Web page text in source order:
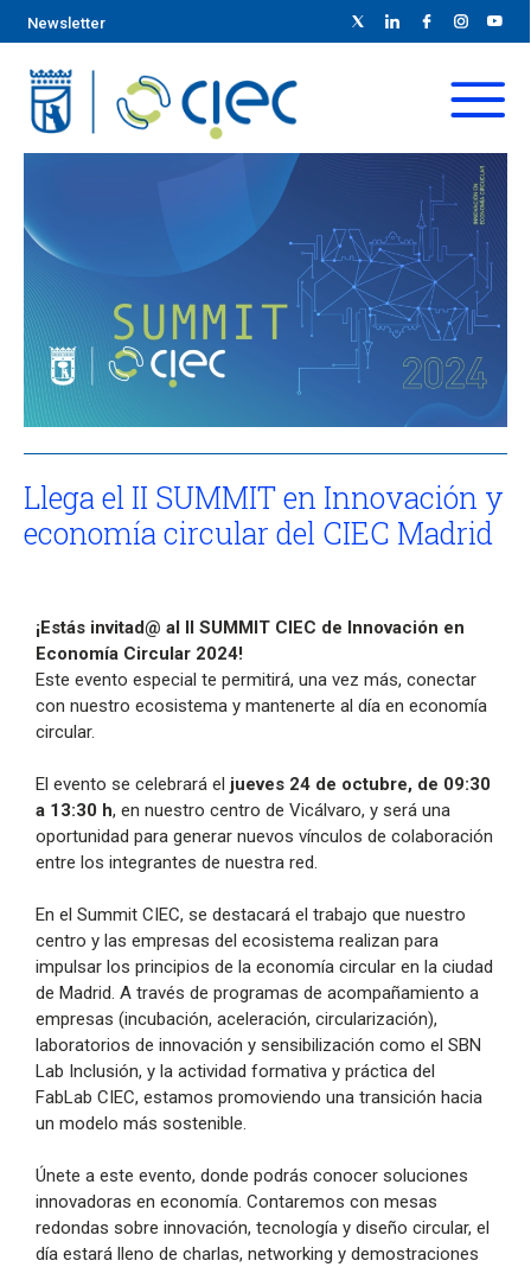
Newsletter
Llega el II SUMMIT en Innovación y
economía circular del CIEC Madrid
¡Estás invitad@ al II SUMMIT CIEC de Innovación en
Economía Circular 2024!
Este evento especial te permitirá, una vez más, conectar
con nuestro ecosistema y mantenerte al día en economía
circular.
El evento se celebrará el jueves 24 de octubre, de 09:30
a 13:30 h, en nuestro centro de Vicálvaro, y será una
oportunidad para generar nuevos vínculos de colaboración
entre los integrantes de nuestra red.
En el Summit CIEC, se destacará el trabajo que nuestro
centro y las empresas del ecosistema realizan para
impulsar los principios de la economía circular en la ciudad
de Madrid. A través de programas de acompañamiento a
empresas (incubación, aceleración, circularización),
laboratorios de innovación y sensibilización como el SBN
Lab Inclusión, y la actividad formativa y práctica del
FabLab CIEC, estamos promoviendo una transición hacia
un modelo más sostenible.
Únete a este evento, donde podrás conocer soluciones
innovadoras en economía. Contaremos con mesas
redondas sobre innovación, tecnología y diseño circular, el
día estará lleno de charlas, networking y demostraciones